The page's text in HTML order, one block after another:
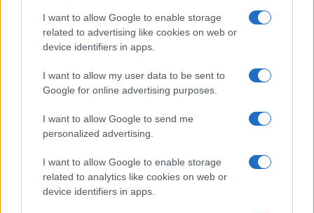
I want to allow Google to enable storage
related to advertising like cookies on web or
device identifiers in apps.
I want to allow my user data to be sent to
Google for online advertising purposes.
I want to allow Google to send me
personalized advertising.
I want to allow Google to enable storage
related to analytics like cookies on web or
device identifiers in apps.
Francesco Guccini: la Rai ricorda il grande cantautore
con programmi dedicati
NEWS